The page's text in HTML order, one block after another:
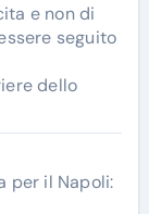
e non di
seguito
dello
per il Napoli: